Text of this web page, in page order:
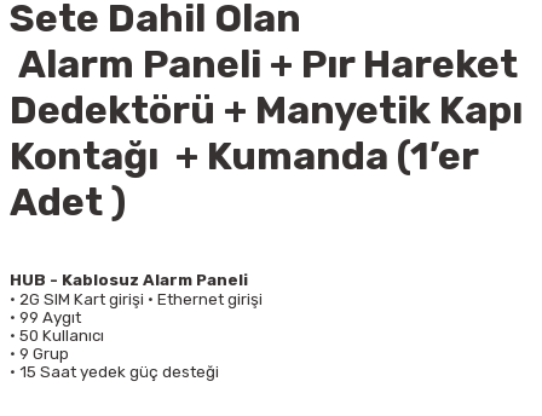
Sete Dahil Olan
Alarm Paneli + Pır Hareket
Dedektörü + Manyetik Kapı
Kontağı + Kumanda (1’er
Adet )
HUB - Kablosuz Alarm Paneli
• 2G SIM Kart girişi • Ethernet girişi
• 99 Aygıt
• 50 Kullanıcı
• 9 Grup
• 15 Saat yedek güç desteği